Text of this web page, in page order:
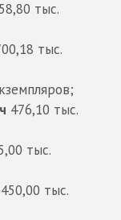
тыс.
тыс.
476,10 тыс.
тыс.
450,00 тыс.